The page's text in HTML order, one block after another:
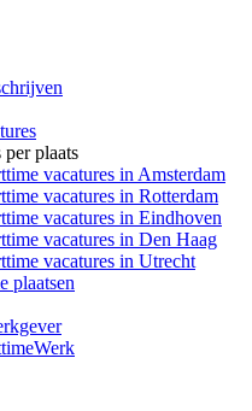
per plaats
vacatures in Amsterdam
vacatures in Rotterdam
vacatures in Eindhoven
vacatures in Den Haag
vacatures in Utrecht
plaatsen